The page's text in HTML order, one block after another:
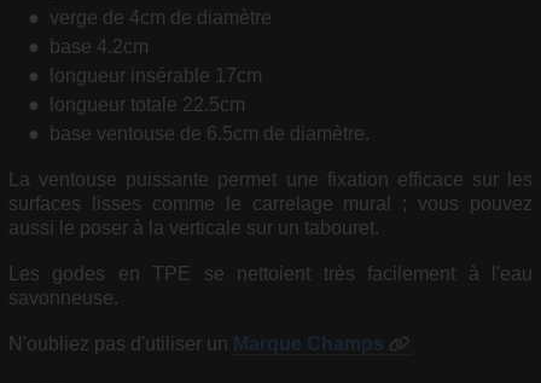
verge de 4cm de diamètre
base 4.2cm
longueur insérable 17cm
longueur totale 22.5cm
base ventouse de 6.5cm de diamètre.
La ventouse puissante permet une fixation efficace sur les
surfaces lisses comme le carrelage mural ; vous pouvez
aussi le poser à la verticale sur un tabouret.
Les godes en TPE se nettoient très facilement à l'eau
savonneuse.
N'oubliez pas d'utiliser un Marque Champs